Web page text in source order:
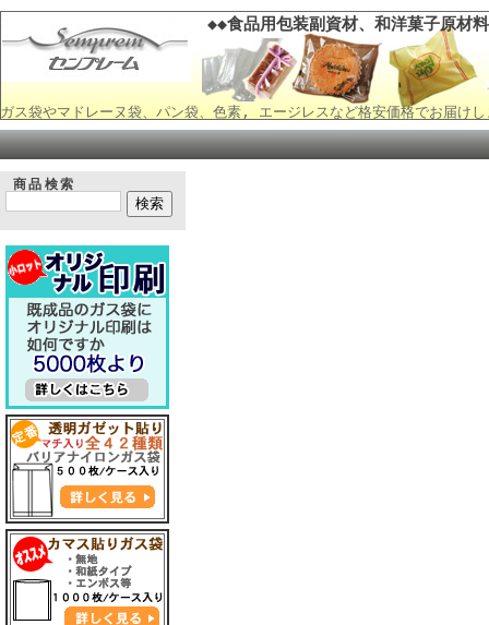
◆◆食品用包装副資材、和洋菓子原材
ガス袋やマドレーヌ袋、パン袋、色素, エージレスなど格安価格でお届けし
商品検索